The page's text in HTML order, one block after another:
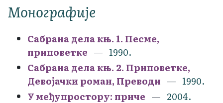
Монографије
Сабрана дела књ. 1. Песме,
приповетке
1990.
Сабрана дела књ. 2. Приповетке,
Девојачки роман, Преводи
1990.
У међупростору: приче
2004.